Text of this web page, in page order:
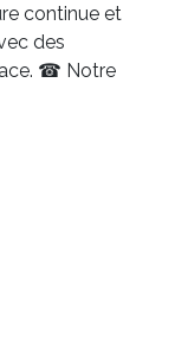
continue et
des
☎ Notre